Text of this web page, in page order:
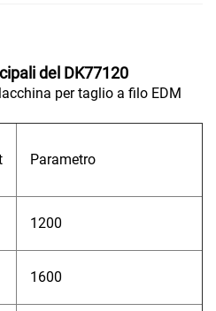
del DK77120
per taglio a filo EDM
Parametro
1200
1600